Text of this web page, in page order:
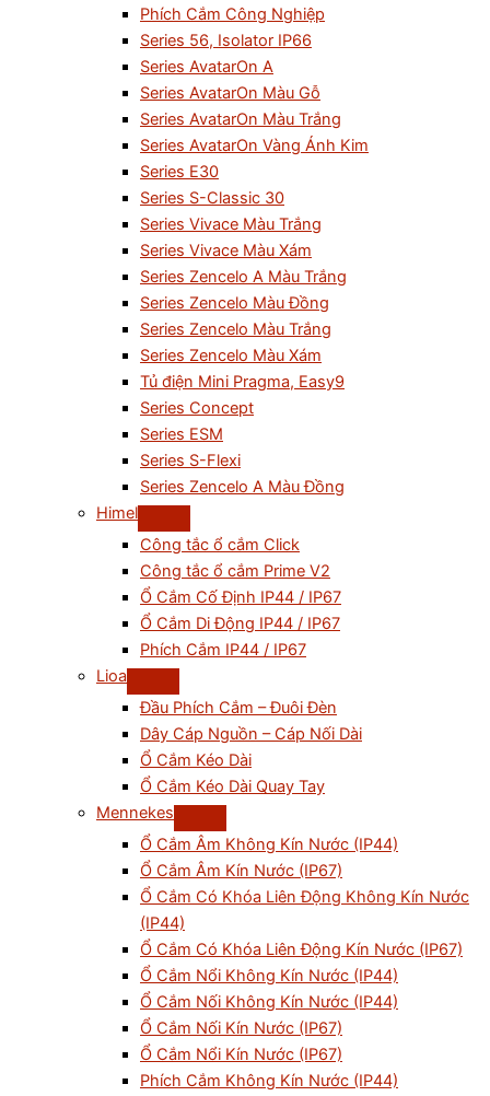
Phích Cắm Công Nghiệp
Series 56, Isolator IP66
Series AvatarOn A
Series AvatarOn Màu Gỗ
Series AvatarOn Màu Trắng
Series AvatarOn Vàng Ánh Kim
Series E30
Series S-Classic 30
Series Vivace Màu Trắng
Series Vivace Màu Xám
Series Zencelo A Màu Trắng
Series Zencelo Màu Đồng
Series Zencelo Màu Trắng
Series Zencelo Màu Xám
Tủ điện Mini Pragma, Easy9
Series Concept
Series ESM
Series S-Flexi
Series Zencelo A Màu Đồng
Himel
Công tắc ổ cắm Click
Công tắc ổ cắm Prime V2
Ổ Cắm Cố Định IP44 / IP67
Ổ Cắm Di Động IP44 / IP67
Phích Cắm IP44 / IP67
Lioa
Đầu Phích Cắm – Đuôi Đèn
Dây Cáp Nguồn – Cáp Nối Dài
Ổ Cắm Kéo Dài
Ổ Cắm Kéo Dài Quay Tay
Mennekes
Ổ Cắm Âm Không Kín Nước (IP44)
Ổ Cắm Âm Kín Nước (IP67)
Ổ Cắm Có Khóa Liên Động Không Kín Nước
(IP44)
Ổ Cắm Có Khóa Liên Động Kín Nước (IP67)
Ổ Cắm Nổi Không Kín Nước (IP44)
Ổ Cắm Nối Không Kín Nước (IP44)
Ổ Cắm Nối Kín Nước (IP67)
Ổ Cắm Nổi Kín Nước (IP67)
Phích Cắm Không Kín Nước (IP44)